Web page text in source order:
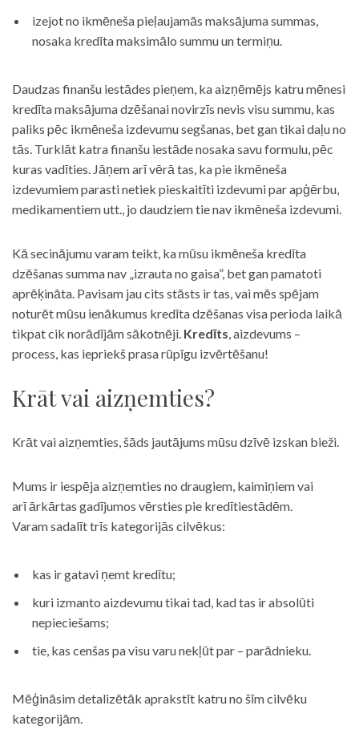
izejot no ikmēneša pieļaujamās maksājuma summas,
nosaka kredīta maksimālo summu un termiņu.
Daudzas finanšu iestādes pieņem, ka aizņēmējs katru mēnesi
kredīta maksājuma dzēšanai novirzīs nevis visu summu, kas
paliks pēc ikmēneša izdevumu segšanas, bet gan tikai daļu no
tās. Turklāt katra finanšu iestāde nosaka savu formulu, pēc
kuras vadīties. Jāņem arī vērā tas, ka pie ikmēneša
izdevumiem parasti netiek pieskaitīti izdevumi par apģērbu,
medikamentiem utt., jo daudziem tie nav ikmēneša izdevumi.
Kā secinājumu varam teikt, ka mūsu ikmēneša kredīta
dzēšanas summa nav „izrauta no gaisa”, bet gan pamatoti
aprēķināta. Pavisam jau cits stāsts ir tas, vai mēs spējam
noturēt mūsu ienākumus kredīta dzēšanas visa perioda laikā
tikpat cik norādījām sākotnēji. Kredīts, aizdevums –
process, kas iepriekš prasa rūpīgu izvērtēšanu!
Krāt vai aizņemties?
Krāt vai aizņemties, šāds jautājums mūsu dzīvē izskan bieži.
Mums ir iespēja aizņemties no draugiem, kaimiņiem vai
arī ārkārtas gadījumos vērsties pie kredītiestādēm.
Varam sadalīt trīs kategorijās cilvēkus:
kas ir gatavi ņemt kredītu;
kuri izmanto aizdevumu tikai tad, kad tas ir absolūti
nepieciešams;
tie, kas cenšas pa visu varu nekļūt par – parādnieku.
Mēģināsim detalizētāk aprakstīt katru no šīm cilvēku
kategorijām.